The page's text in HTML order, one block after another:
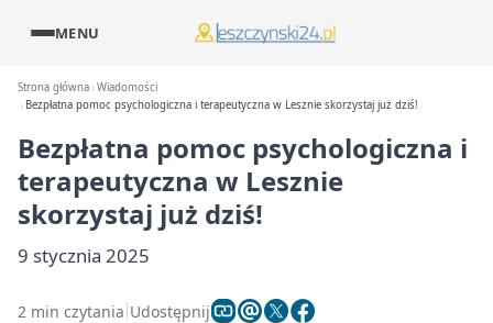
MENU
Strona główna Wiadomości
Bezpłatna pomoc psychologiczna i terapeutyczna w Lesznie skorzystaj już dziś!
Bezpłatna pomoc psychologiczna i
terapeutyczna w Lesznie
skorzystaj już dziś!
9 stycznia 2025
2 min czytania Udostępnij